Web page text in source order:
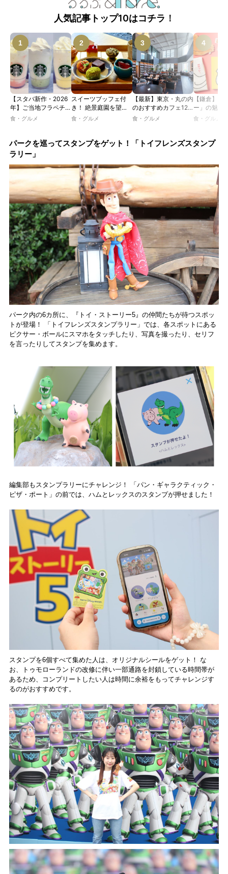
人気記事トップ10はコチラ！
【スタバ新作・2026
年】ご当地フラペチー
ノが新登場！ 地域と
JIMOTO
PROGRAM」が青
森・群馬・沖縄で始
動。6種類を飲んで実
食・グルメ
スイーツブッフェ付
き！ 絶景庭園を望む
ホテルレストランで味
ツトレンドVol.105】
食・グルメ
【最新】東京・丸の内
のおすすめカフェ12
選｜ひとりでゆったり
るカフェ、優雅なホテ
食・グルメ
【鎌倉】「
ー」の魅力
説！ 定番商
食・グルメ
パークを巡ってスタンプをゲット！「トイフレンズスタンプ
ラリー」
パーク内の6カ所に、『トイ・ストーリー5』の仲間たちが待つスポッ
トが登場！ 「トイフレンズスタンプラリー」では、各スポットにある
ピクサー・ボールにスマホをタッチしたり、写真を撮ったり、セリフ
を言ったりしてスタンプを集めます。
編集部もスタンプラリーにチャレンジ！ 「パン・ギャラクティック・
ピザ・ポート」の前では、ハムとレックスのスタンプが押せました！
スタンプを6個すべて集めた人は、オリジナルシールをゲット！ な
お、トゥモローランドの改修に伴い一部通路を封鎖している時間帯が
あるため、コンプリートしたい人は時間に余裕をもってチャレンジす
るのがおすすめです。